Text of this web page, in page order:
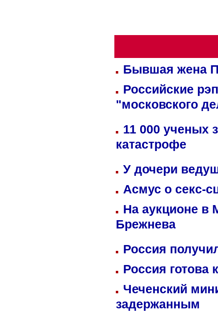
Бывшая жена
Российские
"московского
11 000 ученых
катастрофе
У дочери
Асмус о секс-
На аукционе в
Брежнева
Россия
Россия готова
Чеченский
задержанным